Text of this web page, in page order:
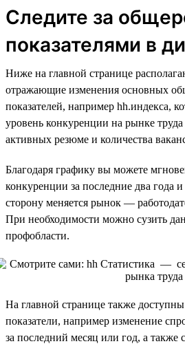
Следите за
показателями в
Ниже на главной странице
отражающие изменения основных
показателей, например hh.индекса,
уровень конкуренции на рынке
активных резюме и количества
Благодаря графику вы можете
конкуренции за последние два года
сторону меняется рынок —
При необходимости можно сузить
профобласти.
На главной странице также
показатели, например изменение
за последний месяц или год, а также